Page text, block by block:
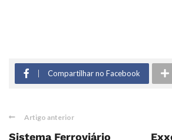
Compartilhar no Facebook
Artigo anterior
Sistema Ferroviário